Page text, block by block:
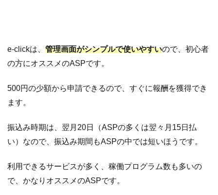
e-clickは、 管理画面がシンプルで使いやすいので、初心者
の方にオススメのASPです。
500円の少額から申請できるので、すぐに報酬を獲得でき
ます。
振込み時期は、翌月20日（ASPの多くは翌々月15日払
い）なので、振込み期間もASPの中では短いほうです。
利用できるサービスが多く、稼働プログラム数も多いの
で、かなりオススメのASPです。